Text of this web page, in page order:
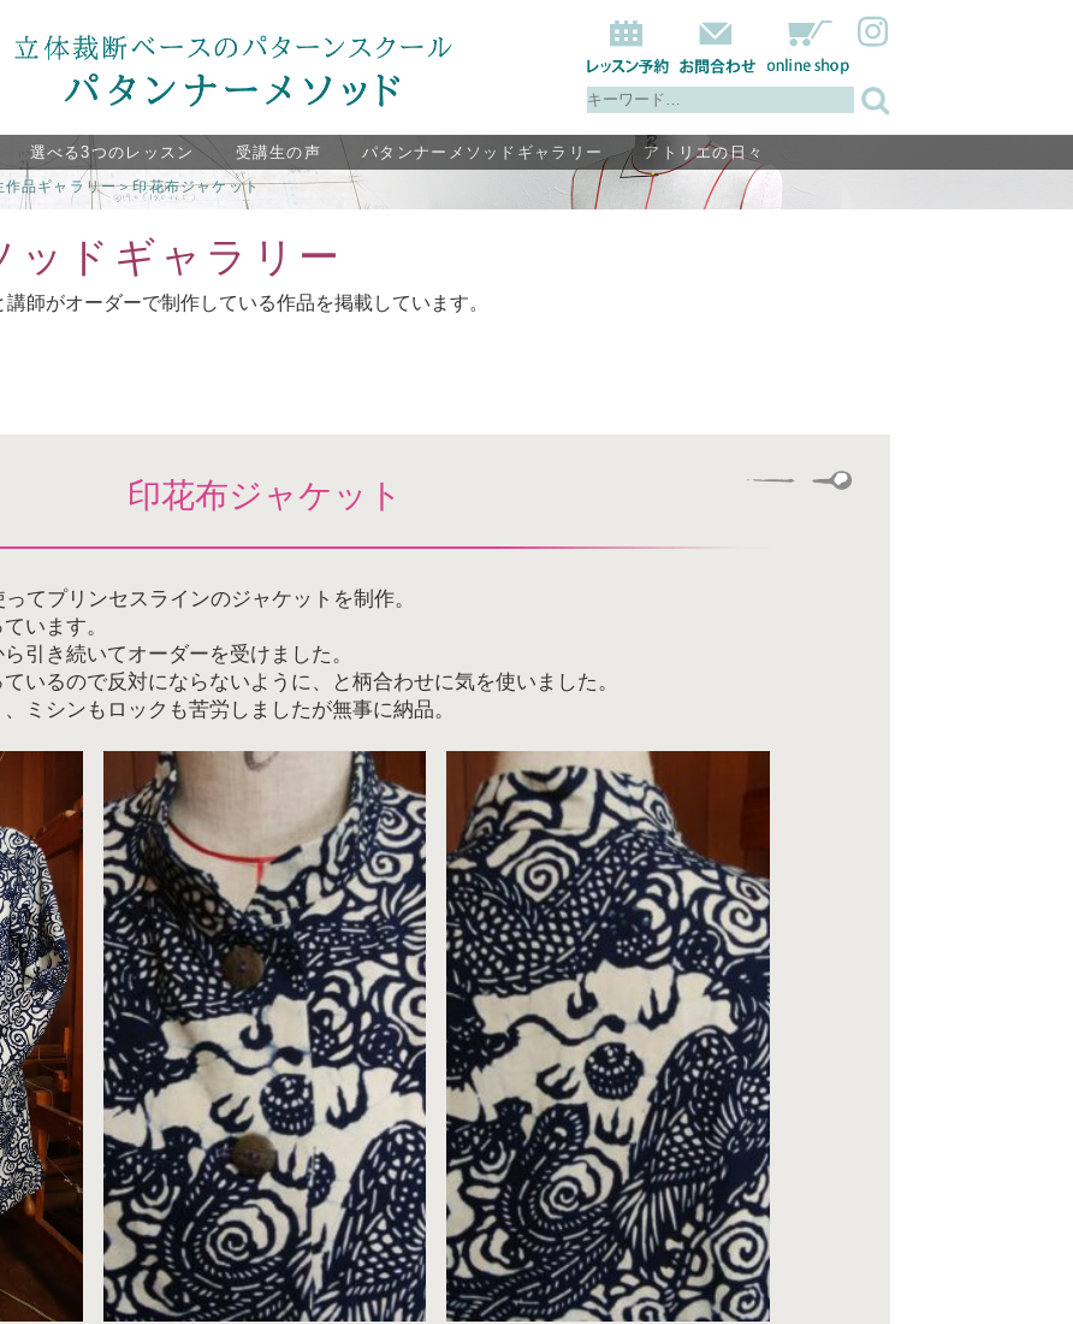
選べる3つのレッスン 受講生の声 パタンナーメソッドギャラリー アトリエの日々
作品ギャラリー＞印花布ジャケット
ッドギャラリー
師がオーダーで制作している作品を掲載しています。
印花布ジャケット
てプリンセスラインのジャケットを制作。
います。
引き続いてオーダーを受けました。
いるので反対にならないように、と柄合わせに気を使いました。
ミシンもロックも苦労しましたが無事に納品。